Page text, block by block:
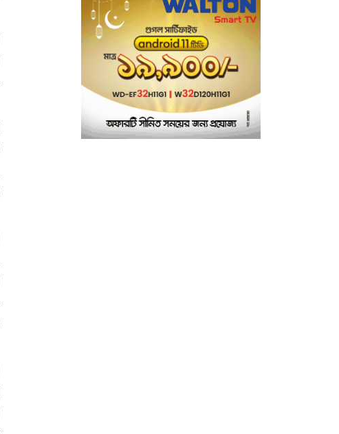
মানসম্মত শিক্ষা নিশ্চিতে
শ্যামপুরে তৎপর শিক্ষা
অফিসার শাপলা খানম
৬
তাৎক্ষণিক খাদ্য পরীক্ষা
নিশ্চিত করবে ভ্রাম্যমাণ
পরীক্ষাগার: এস এম হুমায়ূন
৭